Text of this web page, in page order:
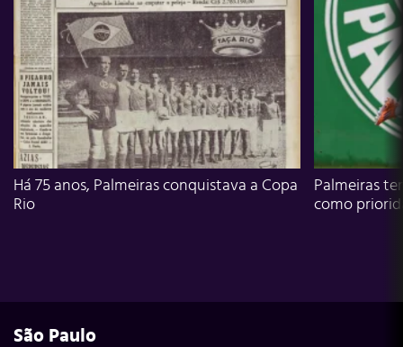
Há 75 anos, Palmeiras conquistava a Copa
Rio
Palmeiras
como
São Paulo